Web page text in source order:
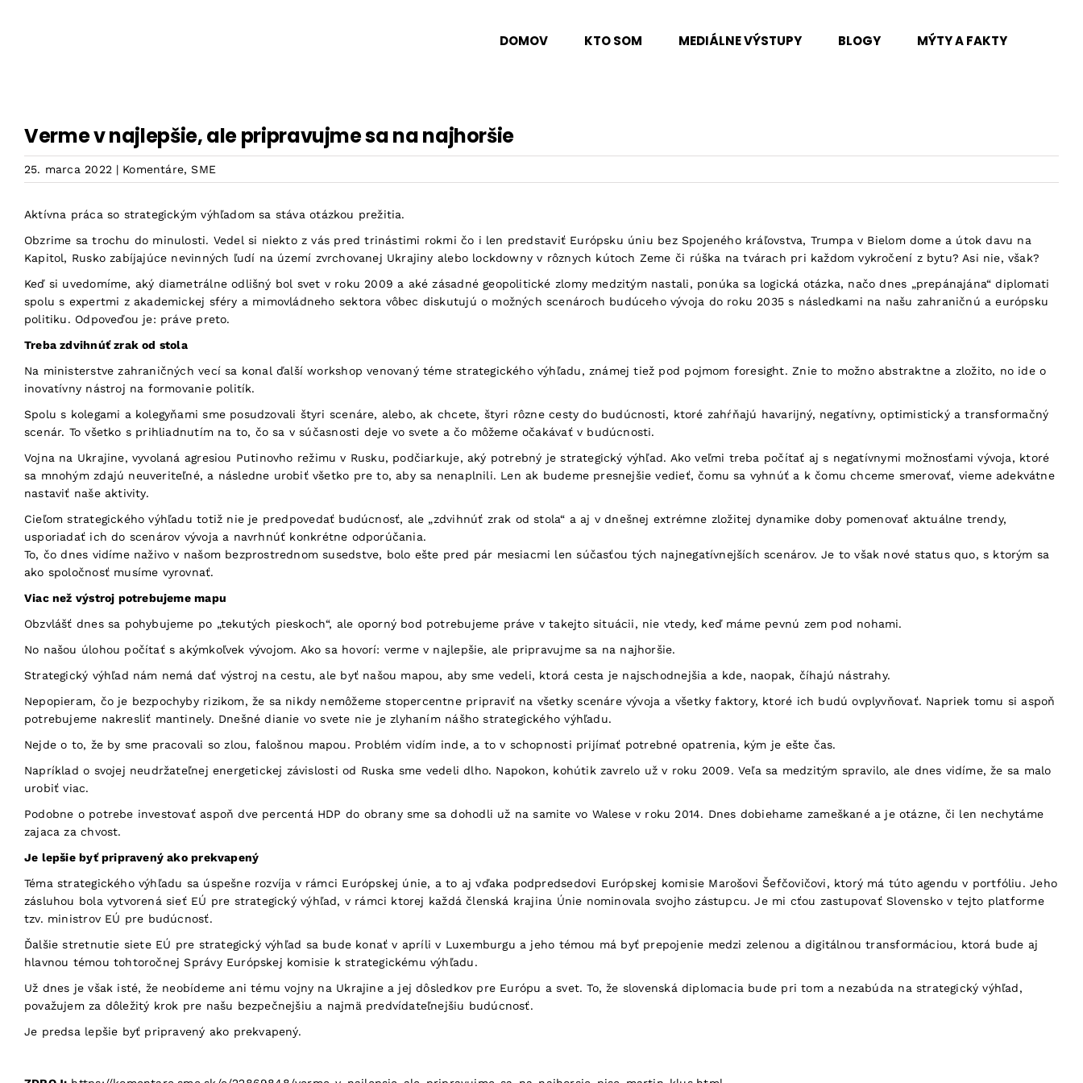
DOMOV KTO SOM MEDIÁLNE VÝSTUPY BLOGY MÝTY A FAKTY
Verme v najlepšie, ale pripravujme sa na najhoršie
25. marca 2022 | Komentáre,SME
Aktívna práca so strategickým výhľadom sa stáva otázkou prežitia.
Obzrime sa trochu do minulosti. Vedel si niekto z vás pred trinástimi rokmi čo i len predstaviť Európsku úniu bez Spojeného kráľovstva, Trumpa v Bielom dome a útok davu na
Kapitol, Rusko zabíjajúce nevinných ľudí na území zvrchovanej Ukrajiny alebo lockdowny v rôznych kútoch Zeme či rúška na tvárach pri každom vykročení z bytu? Asi nie, však?
Keď si uvedomíme, aký diametrálne odlišný bol svet v roku 2009 a aké zásadné geopolitické zlomy medzitým nastali, ponúka sa logická otázka, načo dnes „prepánajána“ diplomati
spolu s expertmi z akademickej sféry a mimovládneho sektora vôbec diskutujú o možných scenároch budúceho vývoja do roku 2035 s následkami na našu zahraničnú a európsku
politiku. Odpoveďou je: práve preto.
Treba zdvihnúť zrak od stola
Na ministerstve zahraničných vecí sa konal ďalší workshop venovaný téme strategického výhľadu, známej tiež pod pojmom foresight. Znie to možno abstraktne a zložito, no ide o
inovatívny nástroj na formovanie politík.
Spolu s kolegami a kolegyňami sme posudzovali štyri scenáre, alebo, ak chcete, štyri rôzne cesty do budúcnosti, ktoré zahŕňajú havarijný, negatívny, optimistický a transformačný
scenár. To všetko s prihliadnutím na to, čo sa v súčasnosti deje vo svete a čo môžeme očakávať v budúcnosti.
Vojna na Ukrajine, vyvolaná agresiou Putinovho režimu v Rusku, podčiarkuje, aký potrebný je strategický výhľad. Ako veľmi treba počítať aj s negatívnymi možnosťami vývoja, ktoré
sa mnohým zdajú neuveriteľné, a následne urobiť všetko pre to, aby sa nenaplnili. Len ak budeme presnejšie vedieť, čomu sa vyhnúť a k čomu chceme smerovať, vieme adekvátne
nastaviť naše aktivity.
Cieľom strategického výhľadu totiž nie je predpovedať budúcnosť, ale „zdvihnúť zrak od stola“ a aj v dnešnej extrémne zložitej dynamike doby pomenovať aktuálne trendy,
usporiadať ich do scenárov vývoja a navrhnúť konkrétne odporúčania.
To, čo dnes vidíme naživo v našom bezprostrednom susedstve, bolo ešte pred pár mesiacmi len súčasťou tých najnegatívnejších scenárov. Je to však nové status quo, s ktorým sa
ako spoločnosť musíme vyrovnať.
Viac než výstroj potrebujeme mapu
Obzvlášť dnes sa pohybujeme po „tekutých pieskoch“, ale oporný bod potrebujeme práve v takejto situácii, nie vtedy, keď máme pevnú zem pod nohami.
No našou úlohou počítať s akýmkoľvek vývojom. Ako sa hovorí: verme v najlepšie, ale pripravujme sa na najhoršie.
Strategický výhľad nám nemá dať výstroj na cestu, ale byť našou mapou, aby sme vedeli, ktorá cesta je najschodnejšia a kde, naopak, číhajú nástrahy.
Nepopieram, čo je bezpochyby rizikom, že sa nikdy nemôžeme stopercentne pripraviť na všetky scenáre vývoja a všetky faktory, ktoré ich budú ovplyvňovať. Napriek tomu si aspoň
potrebujeme nakresliť mantinely. Dnešné dianie vo svete nie je zlyhaním nášho strategického výhľadu.
Nejde o to, že by sme pracovali so zlou, falošnou mapou. Problém vidím inde, a to v schopnosti prijímať potrebné opatrenia, kým je ešte čas.
Napríklad o svojej neudržateľnej energetickej závislosti od Ruska sme vedeli dlho. Napokon, kohútik zavrelo už v roku 2009. Veľa sa medzitým spravilo, ale dnes vidíme, že sa malo
urobiť viac.
Podobne o potrebe investovať aspoň dve percentá HDP do obrany sme sa dohodli už na samite vo Walese v roku 2014. Dnes dobiehame zameškané a je otázne, či len nechytáme
zajaca za chvost.
Je lepšie byť pripravený ako prekvapený
Téma strategického výhľadu sa úspešne rozvíja v rámci Európskej únie, a to aj vďaka podpredsedovi Európskej komisie Marošovi Šefčovičovi, ktorý má túto agendu v portfóliu. Jeho
zásluhou bola vytvorená sieť EÚ pre strategický výhľad, v rámci ktorej každá členská krajina Únie nominovala svojho zástupcu. Je mi cťou zastupovať Slovensko v tejto platforme
tzv. ministrov EÚ pre budúcnosť.
Ďalšie stretnutie siete EÚ pre strategický výhľad sa bude konať v apríli v Luxemburgu a jeho témou má byť prepojenie medzi zelenou a digitálnou transformáciou, ktorá bude aj
hlavnou témou tohtoročnej Správy Európskej komisie k strategickému výhľadu.
Už dnes je však isté, že neobídeme ani tému vojny na Ukrajine a jej dôsledkov pre Európu a svet. To, že slovenská diplomacia bude pri tom a nezabúda na strategický výhľad,
považujem za dôležitý krok pre našu bezpečnejšiu a najmä predvídateľnejšiu budúcnosť.
Je predsa lepšie byť pripravený ako prekvapený.